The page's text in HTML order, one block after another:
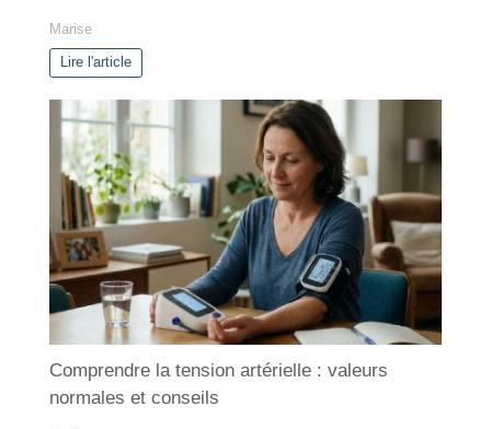
Marise
Lire l'article
Comprendre la tension artérielle : valeurs
normales et conseils